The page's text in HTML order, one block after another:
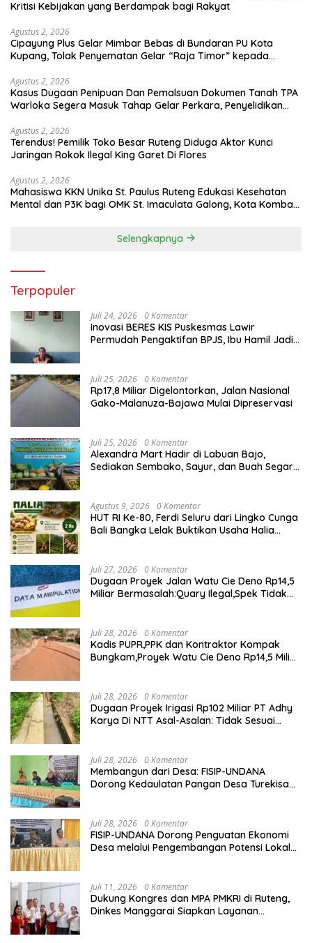
Kritisi Kebijakan yang Berdampak bagi Rakyat
Agustus 2, 2026
Cipayung Plus Gelar Mimbar Bebas di Bundaran PU Kota
Kupang, Tolak Penyematan Gelar “Raja Timor” kepada
Agustus 2, 2026
Kasus Dugaan Penipuan Dan Pemalsuan Dokumen Tanah TPA
Warloka Segera Masuk Tahap Gelar Perkara, Penyelidikan
Agustus 2, 2026
Terendus! Pemilik Toko Besar Ruteng Diduga Aktor Kunci
Jaringan Rokok Ilegal King Garet Di Flores
Agustus 2, 2026
Mahasiswa KKN Unika St. Paulus Ruteng Edukasi Kesehatan
Mental dan P3K bagi OMK St. Imaculata Galong, Kota Komba
Selengkapnya
Terpopuler
Juli 24, 2026 0 Komentar
Inovasi BERES KIS Puskesmas Lawir
Permudah Pengaktifan BPJS, Ibu Hamil Jadi
Juli 25, 2026 0 Komentar
Rp17,8 Miliar Digelontorkan, Jalan Nasional
Gako-Malanuza-Bajawa Mulai Dipreservasi
Juli 25, 2026 0 Komentar
Alexandra Mart Hadir di Labuan Bajo,
Sediakan Sembako, Sayur, dan Buah Segar
Agustus 9, 2026 0 Komentar
HUT RI Ke-80, Ferdi Seluru dari Lingko Cunga
Bali Bangka Lelak Buktikan Usaha Halia
Juli 27, 2026 0 Komentar
Dugaan Proyek Jalan Watu Cie Deno Rp14,5
Miliar Bermasalah:Quary Ilegal,Spek Tidak
Juli 28, 2026 0 Komentar
Kadis PUPR,PPK dan Kontraktor Kompak
Bungkam,Proyek Watu Cie Deno Rp14,5 Miliar
Juli 28, 2026 0 Komentar
Dugaan Proyek Irigasi Rp102 Miliar PT Adhy
Karya Di NTT Asal-Asalan: Tidak Sesuai
Juli 28, 2026 0 Komentar
Membangun dari Desa: FISIP-UNDANA
Dorong Kedaulatan Pangan Desa Turekisa
Juli 28, 2026 0 Komentar
FISIP-UNDANA Dorong Penguatan Ekonomi
Desa melalui Pengembangan Potensi Lokal
Juli 11, 2026 0 Komentar
Dukung Kongres dan MPA PMKRI di Ruteng,
Dinkes Manggarai Siapkan Layanan